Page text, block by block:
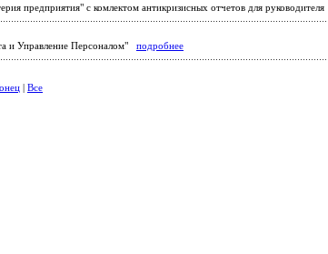
предприятия" с комлектом антикризисных отчетов для руководителя
и Управление Персоналом" подробнее
Все